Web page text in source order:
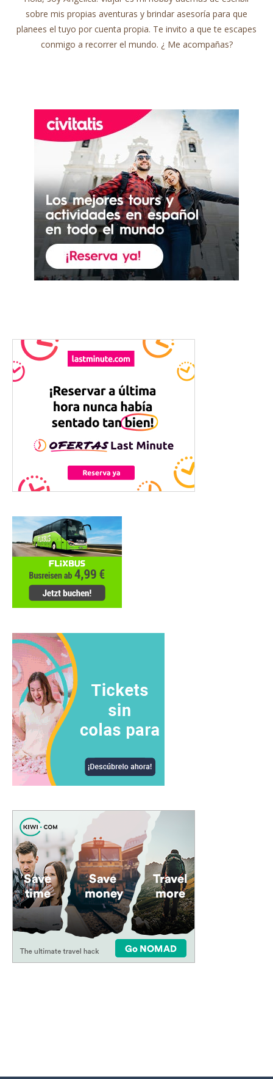
sobre mis propias aventuras y brindar asesoría para que
planees el tuyo por cuenta propia. Te invito a que te escapes
conmigo a recorrer el mundo. ¿ Me acompañas?